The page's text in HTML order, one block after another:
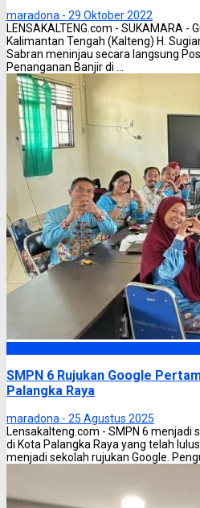
maradona - 29 Oktober 2022
LENSAKALTENG.com - SUKAMARA -
Kalimantan Tengah (Kalteng) H.
Sabran meninjau secara langsung
Penanganan Banjir di ...
SMPN 6 Rujukan Google
Palangka Raya
maradona - 25 Agustus 2025
Lensakalteng.com - SMPN 6 menjadi
di Kota Palangka Raya yang telah
menjadi sekolah rujukan Google.